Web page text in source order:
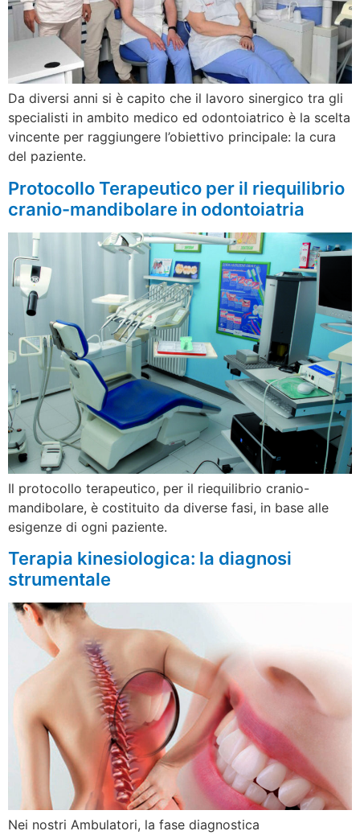
Da diversi anni si è capito che il lavoro sinergico tra gli
specialisti in ambito medico ed odontoiatrico è la scelta
vincente per raggiungere l’obiettivo principale: la cura
del paziente.
Protocollo Terapeutico per il riequilibrio
cranio-mandibolare in odontoiatria
Il protocollo terapeutico, per il riequilibrio cranio-
mandibolare, è costituito da diverse fasi, in base alle
esigenze di ogni paziente.
Terapia kinesiologica: la diagnosi
strumentale
Nei nostri Ambulatori, la fase diagnostica